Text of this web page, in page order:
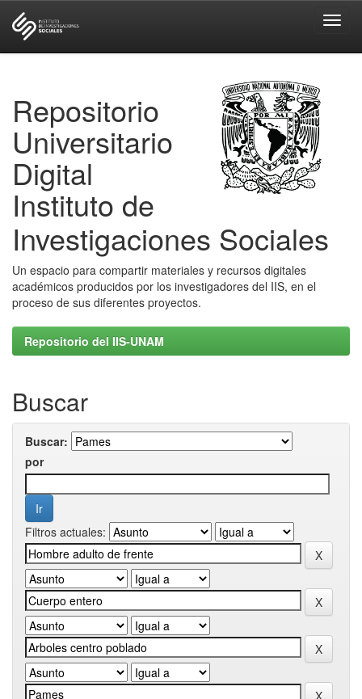
Repositorio
Universitario
Digital
Instituto de
Investigaciones Sociales
Un espacio para compartir materiales y recursos digitales
académicos producidos por los investigadores del IIS, en el
proceso de sus diferentes proyectos.
Repositorio del IIS-UNAM
Buscar
Buscar:
por
Filtros actuales: